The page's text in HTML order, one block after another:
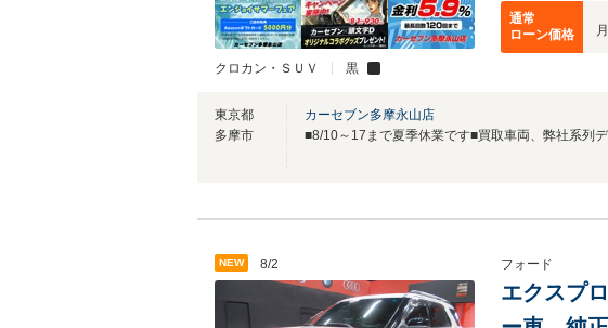
クロカン・ＳＵＶ 黒
通常
ローン価格
東京都
多摩市
カーセブン多摩永山店
NEW 8/2 フォード
エクスプ